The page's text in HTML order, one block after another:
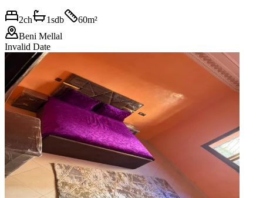
2ch 1sdb 60m²
Beni Mellal
Invalid Date